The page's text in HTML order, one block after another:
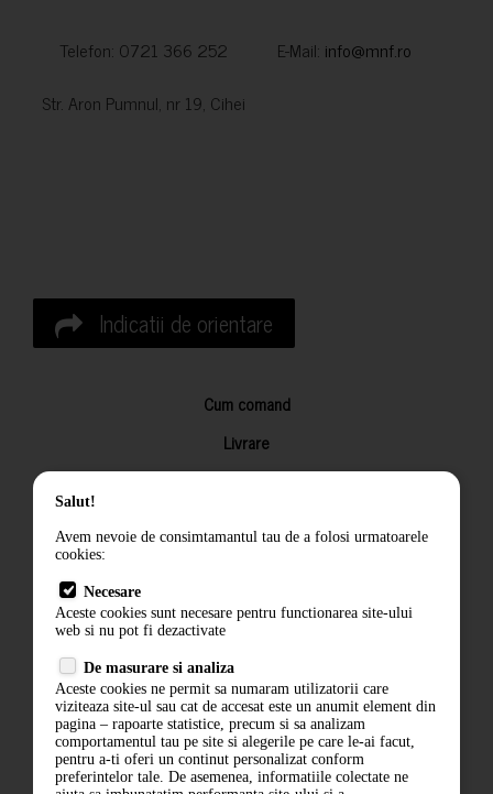
Telefon: 0721 366 252 E-Mail: info@mnf.ro
Str. Aron Pumnul, nr 19, Cihei
Indicatii de orientare
Cum comand
Livrare
Returnarea produselor
Termeni si conditii
Politica de confidentialitate
ANPC
Salut!
Avem nevoie de consimtamantul tau de a folosi urmatoarele
cookies:
Necesare
Aceste cookies sunt necesare pentru functionarea site-ului
web si nu pot fi dezactivate
De masurare si analiza
Aceste cookies ne permit sa numaram utilizatorii care
viziteaza site-ul sau cat de accesat este un anumit element din
pagina – rapoarte statistice, precum si sa analizam
comportamentul tau pe site si alegerile pe care le-ai facut,
pentru a-ti oferi un continut personalizat conform
preferintelor tale. De asemenea, informatiile colectate ne